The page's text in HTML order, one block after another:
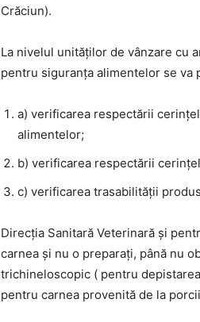
Crăciun).
La nivelul unităţilor de vânzare cu
pentru siguranţa alimentelor se va
a) verificarea respectării
alimentelor;
b) verificarea respectării
c) verificarea trasabilităţii
Direcția Sanitară Veterinară și
carnea şi nu o preparaţi, până nu
trichineloscopic ( pentru
pentru carnea provenită de la